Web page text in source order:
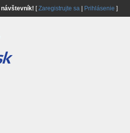
návštevník! [Zaregistrujte sa| Prihlásenie ]